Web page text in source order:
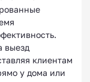
выезд
клиентам
у дома или